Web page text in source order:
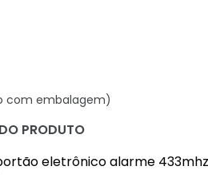
com embalagem)
PRODUTO
eletrônico alarme